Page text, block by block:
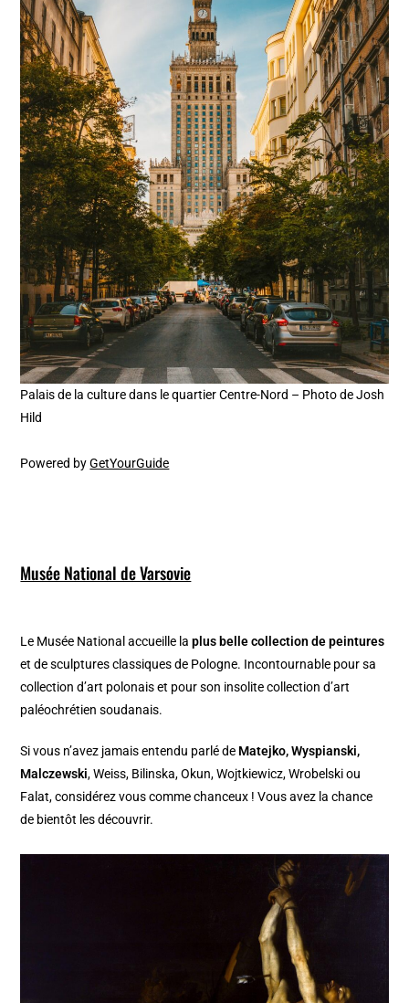
Palais de la culture dans le quartier Centre-Nord – Photo de Josh
Hild
Powered byGetYourGuide
Musée National de Varsovie
Le Musée National accueille laplus belle collection de peintures
et de sculptures classiques de Pologne. Incontournable pour sa
collection d’art polonais et pour son insolite collection d’art
paléochrétien soudanais.
Si vous n’avez jamais entendu parlé de Matejko, Wyspianski,
Malczewski, Weiss, Bilinska, Okun, Wojtkiewicz, Wrobelski ou
Falat, considérez vous comme chanceux ! Vous avez la chance
de bientôt les découvrir.